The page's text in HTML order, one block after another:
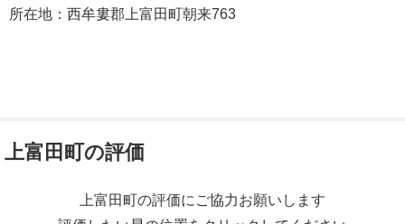
所在地：西牟婁郡上富田町朝来763
上富田町の評価
上富田町の評価にご協力お願いします